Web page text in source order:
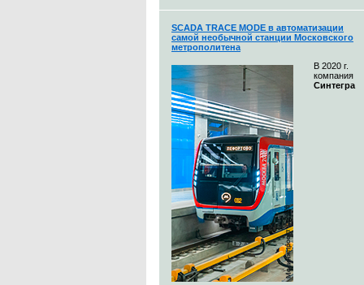
SCADA TRACE MODE в автоматизации
самой необычной станции Московского
метрополитена
В 2020 г.
компания
Синтегра